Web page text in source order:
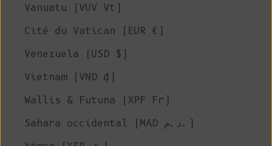
Vanuatu (VUV Vt)
Cité du Vatican (EUR €)
Venezuela (USD $)
Vietnam (VND ₫)
Wallis & Futuna (XPF Fr)
Sahara occidental (MAD د.م.)